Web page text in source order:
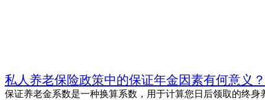
私人养老保险政策中的保证年金因素有何意义？
保证养老金系数是一种换算系数，用于计算您日后领取的终身